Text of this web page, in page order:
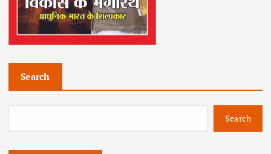
Search
Search